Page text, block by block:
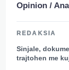
Opinion /
REDAKSIA
Sinjale,
trajtohen me